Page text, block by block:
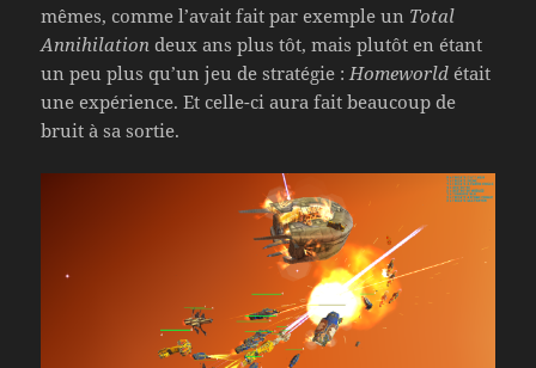
mêmes, comme l’avait fait par exemple un Total
Annihilation deux ans plus tôt, mais plutôt en étant
un peu plus qu’un jeu de stratégie : Homeworld était
une expérience. Et celle-ci aura fait beaucoup de
bruit à sa sortie.